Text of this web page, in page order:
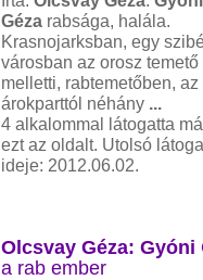
Géza rabsága, halála.
Krasnojarksban, egy
városban az orosz temető
melletti, rabtemetőben, az
árokparttól néhány ...
4 alkalommal látogatta
ezt az oldalt. Utolsó
ideje: 2012.06.02.
Olcsvay Géza: Gyóni
a rab ember